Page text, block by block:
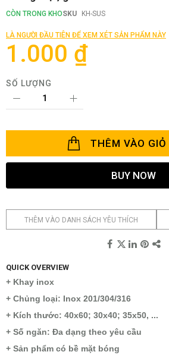
đầu
của
viện
hình
CÒN TRONG KHOSKU KH-SUS
LÀ NGƯỜI ĐẦU TIÊN ĐỂ XEM XÉT SẢN PHẨM NÀY
1.000 ₫
SỐ LƯỢNG
THÊM VÀO GIỎ
BUY NOW
THÊM VÀO DANH SÁCH YÊU THÍCH
QUICK OVERVIEW
+ Khay inox
+ Chủng loại: Inox 201/304/316
+ Kích thước: 40x60; 30x40; 35x50, ...
+ Số ngăn: Đa dạng theo yêu cầu
+ Sản phẩm có bề mặt bóng